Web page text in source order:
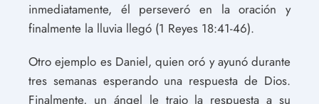
inmediatamente, él perseveró en la oración y
finalmente la lluvia llegó (1 Reyes 18:41-46).
Otro ejemplo es Daniel, quien oró y ayunó durante
tres semanas esperando una respuesta de Dios.
Finalmente, un ángel le trajo la respuesta a su